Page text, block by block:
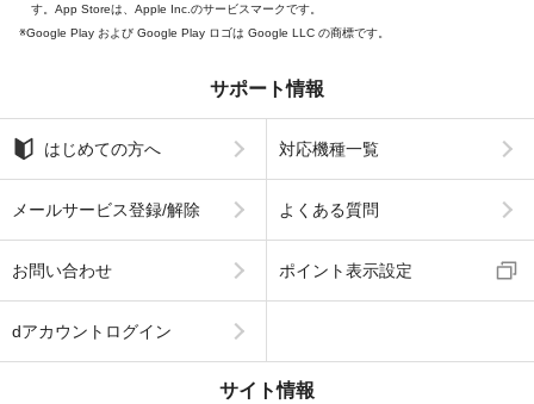
す。App Storeは、Apple Inc.のサービスマークです。
Google Play および Google Play ロゴは Google LLC の商標です。
サポート情報
はじめての方へ 対応機種一覧
メールサービス登録/解除 よくある質問
お問い合わせ ポイント表示設定
dアカウントログイン
サイト情報